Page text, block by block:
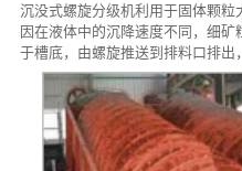
沉没式螺旋分级机利用于固体颗粒
因在液体中的沉降速度不同，细
于槽底，由螺旋推送到排料口排出